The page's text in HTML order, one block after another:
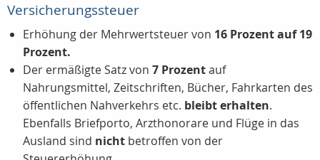
Versicherungssteuer
Erhöhung der Mehrwertsteuer von 16 Prozent auf 19
Prozent.
Der ermäßigte Satz von 7 Prozentauf
Nahrungsmittel, Zeitschriften, Bücher, Fahrkarten des
öffentlichen Nahverkehrs etc. bleibt erhalten.
Ebenfalls Briefporto, Arzthonorare und Flüge in das
Ausland sind nicht betroffen von der